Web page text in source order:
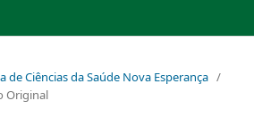
de Ciências da Saúde Nova Esperança /
Original